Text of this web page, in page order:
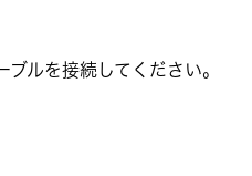
ルを接続してください。